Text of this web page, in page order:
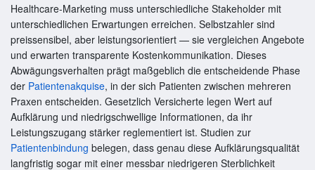
Healthcare-Marketing muss unterschiedliche Stakeholder mit
unterschiedlichen Erwartungen erreichen. Selbstzahler sind
preissensibel, aber leistungsorientiert — sie vergleichen Angebote
und erwarten transparente Kostenkommunikation. Dieses
Abwägungsverhalten prägt maßgeblich die entscheidende Phase
der Patientenakquise, in der sich Patienten zwischen mehreren
Praxen entscheiden. Gesetzlich Versicherte legen Wert auf
Aufklärung und niedrigschwellige Informationen, da ihr
Leistungszugang stärker reglementiert ist. Studien zur
Patientenbindung belegen, dass genau diese Aufklärungsqualität
langfristig sogar mit einer messbar niedrigeren Sterblichkeit